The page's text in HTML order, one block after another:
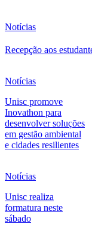
Notícias
Recepção aos
Notícias
Unisc promove
Inovathon para
desenvolver soluções
em gestão ambiental
e cidades resilientes
Notícias
Unisc realiza
formatura neste
sábado